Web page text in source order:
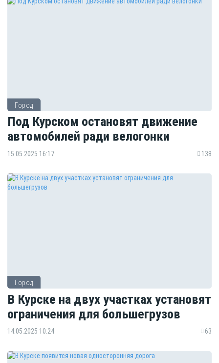
Город
Под Курском остановят движение
автомобилей ради велогонки
15.05.2025 16:17 138
Город
В Курске на двух участках установят
ограничения для большегрузов
14.05.2025 10:24 63